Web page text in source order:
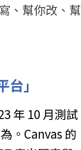
、幫你改、幫
」
年 10 月測試
。Canvas 的